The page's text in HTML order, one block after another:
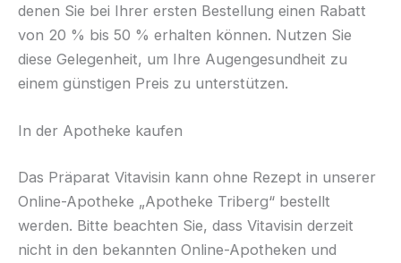
denen Sie bei Ihrer ersten Bestellung einen Rabatt
von 20 % bis 50 % erhalten können. Nutzen Sie
diese Gelegenheit, um Ihre Augengesundheit zu
einem günstigen Preis zu unterstützen.
In der Apotheke kaufen
Das Präparat Vitavisin kann ohne Rezept in unserer
Online-Apotheke „Apotheke Triberg“ bestellt
werden. Bitte beachten Sie, dass Vitavisin derzeit
nicht in den bekannten Online-Apotheken und